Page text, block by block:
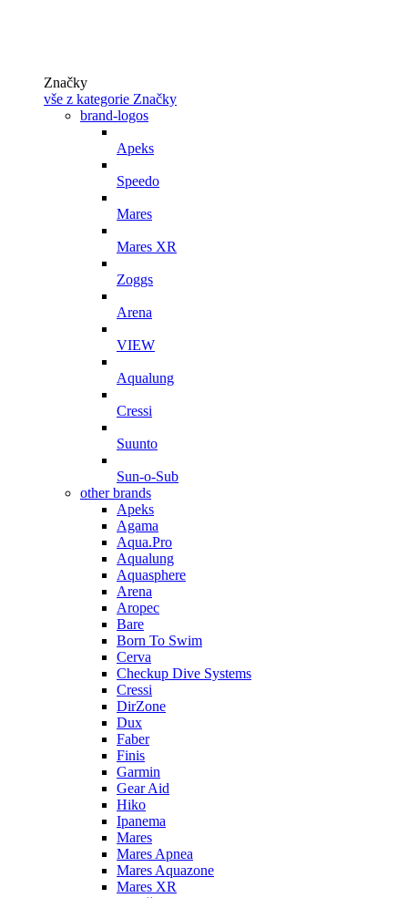
Značky
vše z kategorie Značky
brand-logos
Apeks
Speedo
Mares
Mares XR
Zoggs
Arena
VIEW
Aqualung
Cressi
Suunto
Sun-o-Sub
other brands
Apeks
Agama
Aqua.Pro
Aqualung
Aquasphere
Arena
Aropec
Bare
Born To Swim
Cerva
Checkup Dive Systems
Cressi
DirZone
Dux
Faber
Finis
Garmin
Gear Aid
Hiko
Ipanema
Mares
Mares Apnea
Mares Aquazone
Mares XR